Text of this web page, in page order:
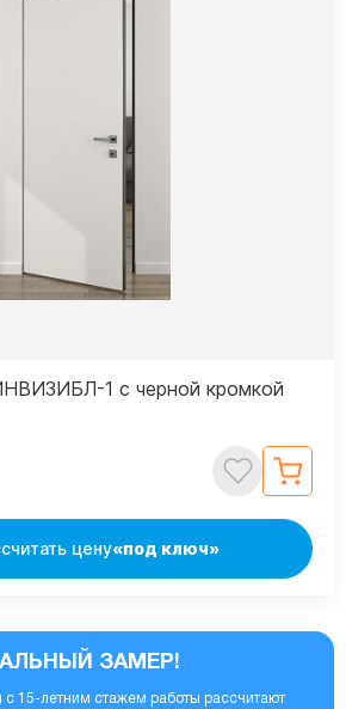
1 с черной кромкой
цену«под ключ»
ЗАМЕР!
15-летним стажем работы рассчитают